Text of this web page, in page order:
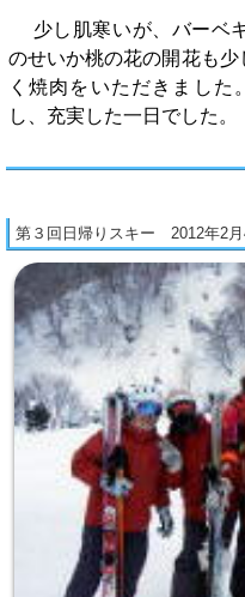
少し肌寒いが、バーベ
のせいか桃の花の開花も
く焼肉をいただきまし
し、充実した一日でした。
第３回日帰りスキー 2012年2月